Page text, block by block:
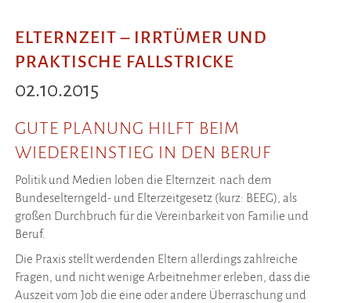
ELTERNZEIT – IRRTÜMER UND
PRAKTISCHE FALLSTRICKE
02.10.2015
GUTE PLANUNG HILFT BEIM
WIEDEREINSTIEG IN DEN BERUF
Politik und Medien loben die Elternzeit. nach dem
Bundeselterngeld- und Elterzeitgesetz (kurz: BEEG), als
großen Durchbruch für die Vereinbarkeit von Familie und
Beruf.
Die Praxis stellt werdenden Eltern allerdings zahlreiche
Fragen, und nicht wenige Arbeitnehmer erleben, dass die
Auszeit vom Job die eine oder andere Überraschung und